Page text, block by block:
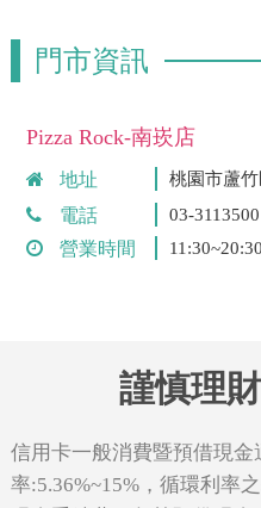
門市資訊
Pizza Rock-南崁店
地址 桃園市蘆
電話 03-3113500
營業時間 11:30~20:30
謹慎理
信用卡一般消費暨預借現金
率:5.36%~15%，循環利率